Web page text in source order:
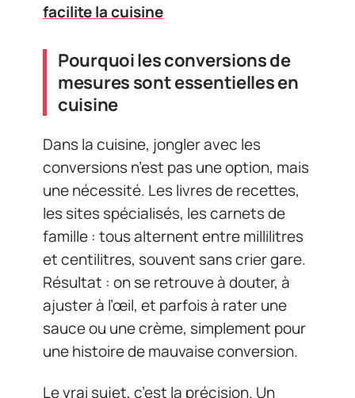
facilite la cuisine
Pourquoi les conversions de
mesures sont essentielles en
cuisine
Dans la cuisine, jongler avec les
conversions n’est pas une option, mais
une nécessité. Les livres de recettes,
les sites spécialisés, les carnets de
famille : tous alternent entre millilitres
et centilitres, souvent sans crier gare.
Résultat : on se retrouve à douter, à
ajuster à l’œil, et parfois à rater une
sauce ou une crème, simplement pour
une histoire de mauvaise conversion.
Le vrai sujet, c’est la précision. Un